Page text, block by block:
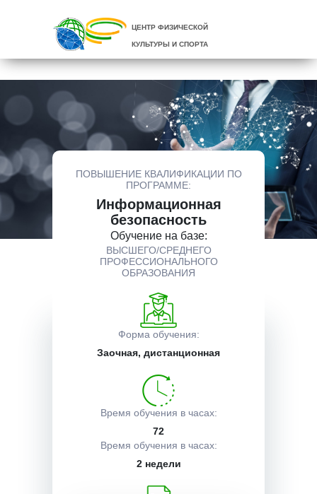
ЦЕНТР ФИЗИЧЕСКОЙ
КУЛЬТУРЫ И СПОРТА
ПОВЫШЕНИЕ КВАЛИФИКАЦИИ ПО
ПРОГРАММЕ:
Информационная
безопасность
Обучение на базе:
ВЫСШЕГО/СРЕДНЕГО
ПРОФЕССИОНАЛЬНОГО
ОБРАЗОВАНИЯ
Форма обучения:
Заочная, дистанционная
Время обучения в часах:
72
Время обучения в часах:
2 недели
Описание курса
Получаемые документы
Условия поступления